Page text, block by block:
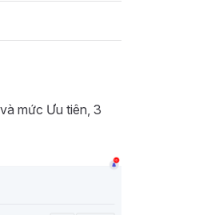
mức Ưu tiên, 3